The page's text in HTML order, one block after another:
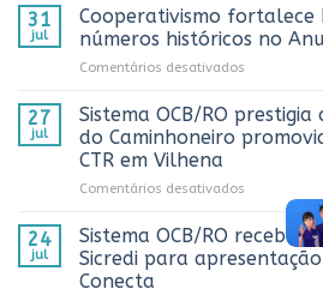
OCB/RO
3º
Rondônia
e
reconhece
trabalhos
de
31
jul
Cooperativismo fortalece
números históricos no
Comentários desativados
fortalece
Rondônia
e
históricos
no
2026
27
jul
Sistema OCB/RO
do Caminhoneiro
CTR em Vilhena
Comentários desativados
Sistema
OCB/RO
prestigia
24
jul
Sistema OCB/RO recebe
Sicredi para
Conecta